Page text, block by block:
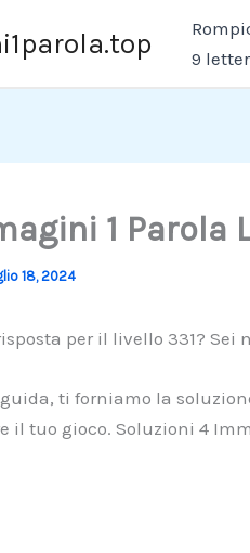
9
1 Parola
18, 2024
per il livello 331? Sei
ti forniamo la
il tuo gioco. Soluzioni 4